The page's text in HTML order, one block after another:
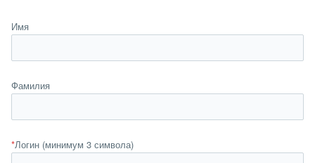
Имя
Фамилия
*Логин (минимум 3 символа)